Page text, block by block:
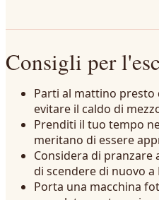
Consigli per
Parti al mattino presto
evitare il caldo di
Prenditi il tuo tempo
meritano di essere
Considera di
di scendere di nuovo a
Porta una macchina